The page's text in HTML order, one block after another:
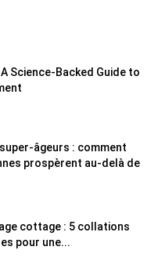
Science-Backed Guide to
âgeurs : comment
prospèrent au-delà de
cottage : 5 collations
pour une...